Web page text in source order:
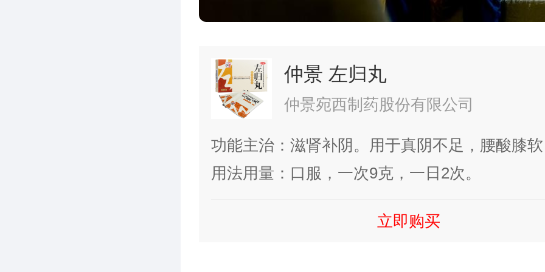
仲景 左归丸
仲景宛西制药股份有限公司
功能主治：滋肾补阴。用于真阴不足，腰酸膝
神疲口燥。
用法用量：口服，一次9克，一日2次。
立即购买